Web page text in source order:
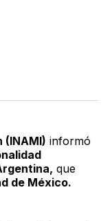
informó
que
de México.